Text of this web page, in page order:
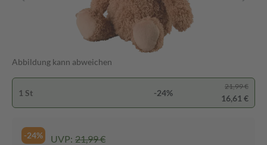
Abbildung kann abweichen
1 St -24%
21,99 €
16,61 €
-24% UVP: 21,99 €